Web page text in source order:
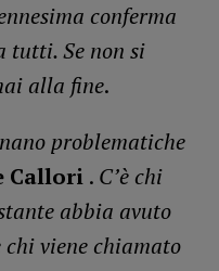
conferma
tutti. Se non si
alla fine.
problematiche
Callori . C’è chi
abbia avuto
chi viene chiamato